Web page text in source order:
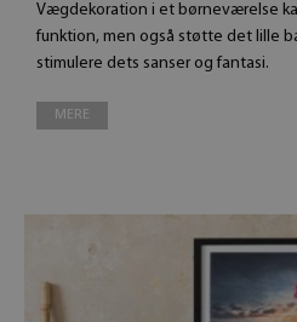
Vægdekoration i et børneværelse
funktion, men også støtte det lille
stimulere dets sanser og fantasi.
MERE